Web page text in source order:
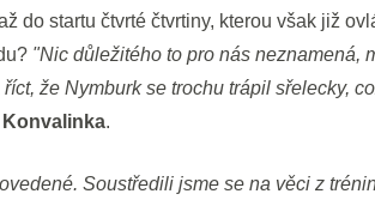
do startu čtvrté čtvrtiny, kterou však již
"Nic důležitého to pro nás neznamená,
že Nymburk se trochu trápil sřelecky,
Konvalinka.
Soustředili jsme se na věci z